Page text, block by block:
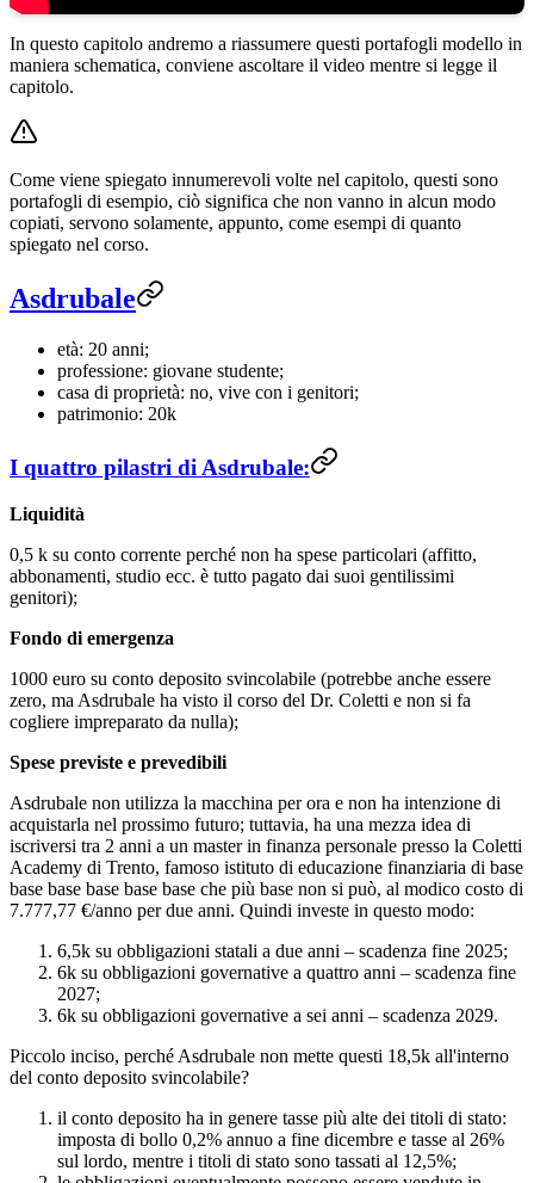
In questo capitolo andremo a riassumere questi portafogli modello in
maniera schematica, conviene ascoltare il video mentre si legge il
capitolo.
Come viene spiegato innumerevoli volte nel capitolo, questi sono
portafogli di esempio, ciò significa che non vanno in alcun modo
copiati, servono solamente, appunto, come esempi di quanto
spiegato nel corso.
Asdrubale
età: 20 anni;
professione: giovane studente;
casa di proprietà: no, vive con i genitori;
patrimonio: 20k
I quattro pilastri di Asdrubale:
Liquidità
0,5 k su conto corrente perché non ha spese particolari (affitto,
abbonamenti, studio ecc. è tutto pagato dai suoi gentilissimi
genitori);
Fondo di emergenza
1000 euro su conto deposito svincolabile (potrebbe anche essere
zero, ma Asdrubale ha visto il corso del Dr. Coletti e non si fa
cogliere impreparato da nulla);
Spese previste e prevedibili
Asdrubale non utilizza la macchina per ora e non ha intenzione di
acquistarla nel prossimo futuro; tuttavia, ha una mezza idea di
iscriversi tra 2 anni a un master in finanza personale presso la Coletti
Academy di Trento, famoso istituto di educazione finanziaria di base
base base base base base che più base non si può, al modico costo di
7.777,77 €/anno per due anni. Quindi investe in questo modo:
6,5k su obbligazioni statali a due anni – scadenza fine 2025;
6k su obbligazioni governative a quattro anni – scadenza fine
2027;
6k su obbligazioni governative a sei anni – scadenza 2029.
Piccolo inciso, perché Asdrubale non mette questi 18,5k all'interno
del conto deposito svincolabile?
il conto deposito ha in genere tasse più alte dei titoli di stato:
imposta di bollo 0,2% annuo a fine dicembre e tasse al 26%
sul lordo, mentre i titoli di stato sono tassati al 12,5%;